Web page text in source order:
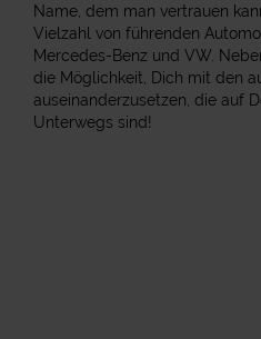
Name, dem man vertrauen
Vielzahl von führenden
Mercedes-Benz und VW.
die Möglichkeit, Dich mit den
auseinanderzusetzen, die auf
Unterwegs sind!